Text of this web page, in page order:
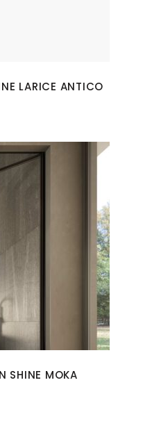
LARICE ANTICO
SHINE MOKA